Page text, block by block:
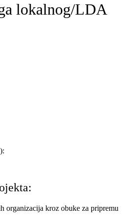
lokalnog/LDA
organizacija kroz obuke za pripremu